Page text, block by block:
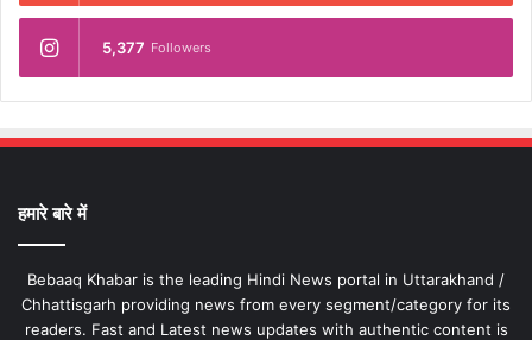
5,377 Followers
हमारे बारे में
Bebaaq Khabar is the leading Hindi News portal in Uttarakhand /
Chhattisgarh providing news from every segment/category for its
readers. Fast and Latest news updates with authentic content is